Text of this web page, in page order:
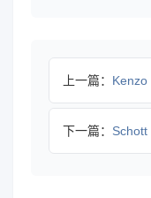
上一篇： Kenzo
下一篇： Schott